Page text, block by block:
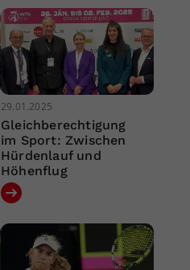
29.01.2025
Gleichberechtigung
im Sport: Zwischen
Hürdenlauf und
Höhenflug